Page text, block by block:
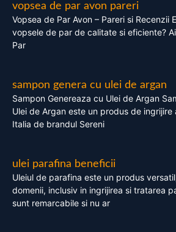
vopsea de par avon pareri
Vopsea de Par Avon – Pareri si Recenzii
vopsele de par de calitate si eficiente?
Par
sampon genera cu ulei de argan
Sampon Genereaza cu Ulei de Argan
Ulei de Argan este un produs de
Italia de brandul Sereni
ulei parafina beneficii
Uleiul de parafina este un produs
domenii, inclusiv in ingrijirea si tratarea
sunt remarcabile si nu ar